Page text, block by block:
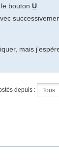
bouton U
mais
depuis :